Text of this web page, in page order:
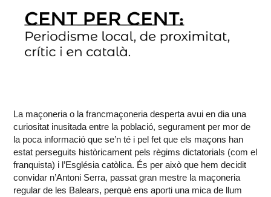
La maçoneria o la francmaçoneria desperta avui en dia una
curiositat inusitada entre la població, segurament per mor de
la poca informació que se’n té i pel fet que els maçons han
estat perseguits històricament pels règims dictatorials (com el
franquista) i l’Església catòlica. És per això que hem decidit
convidar n’Antoni Serra, passat gran mestre la maçoneria
regular de les Balears, perquè ens aporti una mica de llum